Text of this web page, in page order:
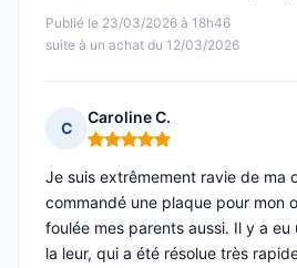
Publié le 23/03/2026 à 18h46
suite à un achat du 12/03/2026
C
Caroline C.
Note : 5 sur 5
Je suis extrêmement ravie de ma
commandé une plaque pour mon
foulée mes parents aussi. Il y a
la leur, qui a été résolue très